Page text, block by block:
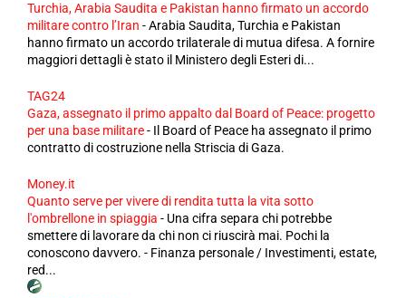
Turchia, Arabia Saudita e Pakistan hanno firmato un accordo
militare contro l’Iran -Arabia Saudita, Turchia e Pakistan
hanno firmato un accordo trilaterale di mutua difesa. A fornire
maggiori dettagli è stato il Ministero degli Esteri di...
TAG24
Gaza, assegnato il primo appalto dal Board of Peace: progetto
per una base militare- Il Board of Peace ha assegnato il primo
contratto di costruzione nella Striscia di Gaza.
Money.it
Quanto serve per vivere di rendita tutta la vita sotto
l'ombrellone in spiaggia - Una cifra separa chi potrebbe
smettere di lavorare da chi non ci riuscirà mai. Pochi la
conoscono davvero. - Finanza personale / Investimenti, estate,
red...